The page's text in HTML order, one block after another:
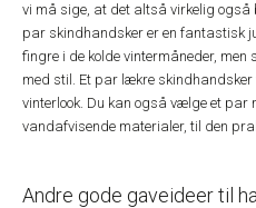
vi må sige, at det altså virkelig også
par skindhandsker er en fantastisk
fingre i de kolde vintermåneder,
med stil. Et par lækre
vinterlook. Du kan også vælge et par
vandafvisende materialer, til den
Andre gode gaveideer til